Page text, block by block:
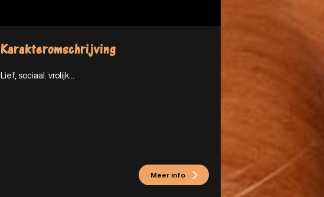
Karakteromschrijving
Lief, sociaal. vrolijk...
Meer info